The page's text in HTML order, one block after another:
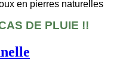
en pierres naturelles
DE PLUIE !!